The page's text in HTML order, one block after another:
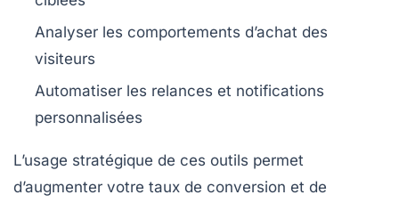
Analyser les comportements d’achat des
visiteurs
Automatiser les relances et notifications
personnalisées
L’usage stratégique de ces outils permet
d’augmenter votre taux de conversion et de